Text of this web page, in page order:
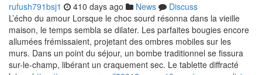
rufush791bsj1 410 days ago News
Discuss
L’écho du amour Lorsque le choc sourd résonna dans la vieille
maison, le temps sembla se dilater. Les parfaites bougies encore
allumées frémissaient, projetant des ombres mobiles sur les
murs. Dans un point du séjour, un bombe traditionnel se fissura
sur-le-champ, libérant un craquement sec. Le tablette diffracté